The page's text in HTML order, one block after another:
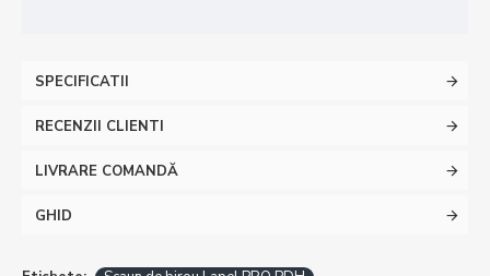
SPECIFICATII
RECENZII CLIENTI
LIVRARE COMANDĂ
GHID